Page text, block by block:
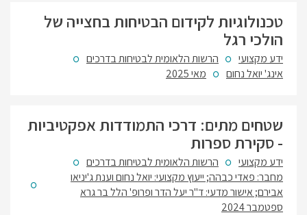
טכנולוגיות לקידום הבטיחות בחצייה של
הולכי רגל
ידע מקצועי
הרשות הלאומית לבטיחות בדרכים
אינג' יואל נחום
מאי 2025
שטחים מתים: דרכי התמודדות אפקטיביות
- סקירת ספרות
ידע מקצועי
הרשות הלאומית לבטיחות בדרכים
מחבר: פאדי כבהה; ייעוץ מקצועי: יואל נחום וענת ג'יניאו
אבירם; אישור מדעי: ד"ר יעל הדר ופרופ' הלל בר גרא
ספטמבר 2024